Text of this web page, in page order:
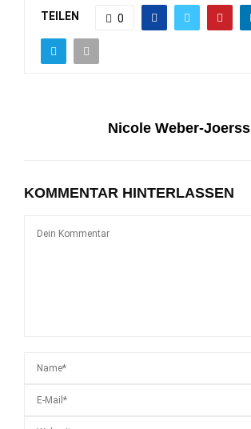
TEILEN 0
Nicole Weber-Joerss
KOMMENTAR HINTERLASSEN